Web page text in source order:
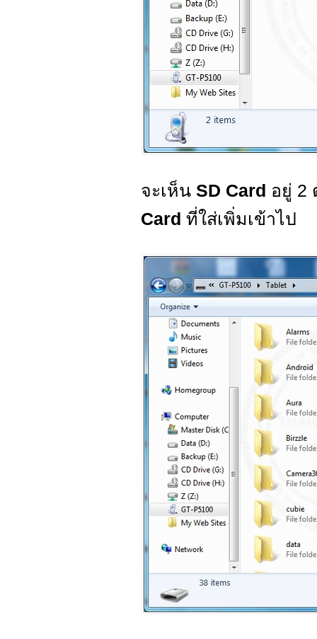
จะเห็น SD Card อยู่ 2
Card ที่ใส่เพิ่มเข้าไป